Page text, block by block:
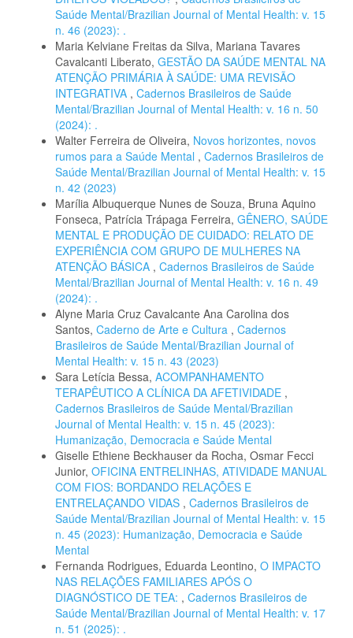
Saúde Mental/Brazilian Journal of Mental Health: v. 15
n. 46 (2023): .
Maria Kelviane Freitas da Silva, Mariana Tavares
Cavalcanti Liberato, GESTÃO DA SAÚDE MENTAL NA
ATENÇÃO PRIMÁRIA À SAÚDE: UMA REVISÃO
INTEGRATIVA , Cadernos Brasileiros de Saúde
Mental/Brazilian Journal of Mental Health: v. 16 n. 50
(2024): .
Walter Ferreira de Oliveira, Novos horizontes, novos
rumos para a Saúde Mental , Cadernos Brasileiros de
Saúde Mental/Brazilian Journal of Mental Health: v. 15
n. 42 (2023)
Marília Albuquerque Nunes de Souza, Bruna Aquino
Fonseca, Patrícia Trápaga Ferreira, GÊNERO, SAÚDE
MENTAL E PRODUÇÃO DE CUIDADO: RELATO DE
EXPERIÊNCIA COM GRUPO DE MULHERES NA
ATENÇÃO BÁSICA , Cadernos Brasileiros de Saúde
Mental/Brazilian Journal of Mental Health: v. 16 n. 49
(2024): .
Alyne Maria Cruz Cavalcante Ana Carolina dos
Santos, Caderno de Arte e Cultura , Cadernos
Brasileiros de Saúde Mental/Brazilian Journal of
Mental Health: v. 15 n. 43 (2023)
Sara Letícia Bessa, ACOMPANHAMENTO
TERAPÊUTICO A CLÍNICA DA AFETIVIDADE ,
Cadernos Brasileiros de Saúde Mental/Brazilian
Journal of Mental Health: v. 15 n. 45 (2023):
Humanização, Democracia e Saúde Mental
Giselle Ethiene Beckhauser da Rocha, Osmar Fecci
Junior, OFICINA ENTRELINHAS, ATIVIDADE MANUAL
COM FIOS: BORDANDO RELAÇÕES E
ENTRELAÇANDO VIDAS , Cadernos Brasileiros de
Saúde Mental/Brazilian Journal of Mental Health: v. 15
n. 45 (2023): Humanização, Democracia e Saúde
Mental
Fernanda Rodrigues, Eduarda Leontino, O IMPACTO
NAS RELAÇÕES FAMILIARES APÓS O
DIAGNÓSTICO DE TEA: , Cadernos Brasileiros de
Saúde Mental/Brazilian Journal of Mental Health: v. 17
n. 51 (2025): .